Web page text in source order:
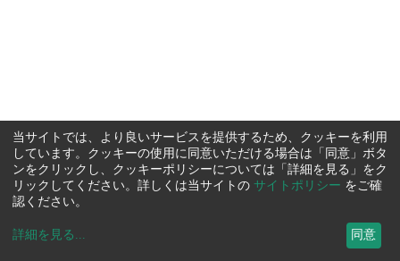
当サイトでは、より良いサービスを提供するため、クッキーを利用
しています。クッキーの使用に同意いただける場合は「同意」ボタ
ンをクリックし、クッキーポリシーについては「詳細を見る」をク
リックしてください。詳しくは当サイトの サイトポリシー をご確
認ください。
詳細を見る ... 同意